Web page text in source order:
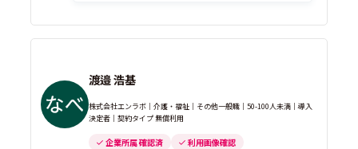
渡邉 浩基
株式会社エンラボ｜介護・福祉｜その他一般職｜50-100人未満｜導入
決定者｜契約タイプ 無償利用
企業所属 確認済 利用画像確認